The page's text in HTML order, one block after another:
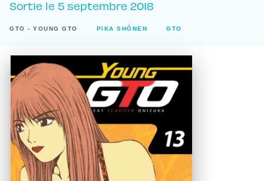
Sortie le 5 septembre 2018
GTO - YOUNG GTO PIKA SHÔNEN GTO